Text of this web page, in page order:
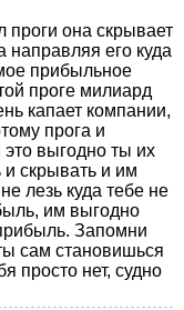
она скрывает
направляя его куда
прибыльное
проге милиард
капает компании,
прога и
выгодно ты их
и скрывать и им
лезь куда тебе не
им выгодно
Запомни
сам становишься
просто нет, судно